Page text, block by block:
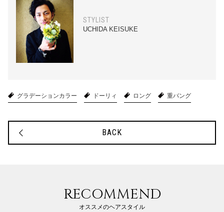
STYLIST
UCHIDA KEISUKE
グラデーションカラー ドーリィ ロング 重バング
BACK
RECOMMEND
オススメのヘアスタイル